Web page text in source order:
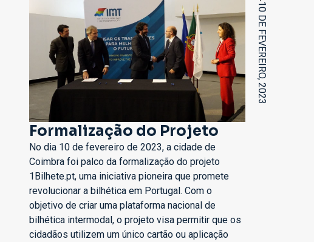
Formalização do Projeto
No dia 10 de fevereiro de 2023, a cidade de
Coimbra foi palco da formalização do projeto
1Bilhete.pt, uma iniciativa pioneira que promete
revolucionar a bilhética em Portugal. Com o
objetivo de criar uma plataforma nacional de
bilhética intermodal, o projeto visa permitir que os
cidadãos utilizem um único cartão ou aplicação
10 DE FEVEREIRO, 2023